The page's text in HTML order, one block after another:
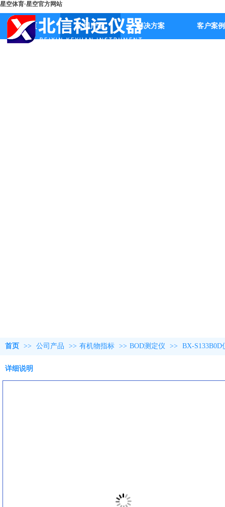
星空体育·星空官方网站
首页 公司产品 解决方案 客户案例
首页 >> 公司产品 >> 有机物指标 >> BOD测定仪 >> BX-S133B0D
详细说明